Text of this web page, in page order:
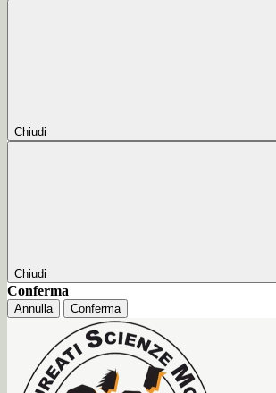
Chiudi
Chiudi
Conferma
Annulla Conferma